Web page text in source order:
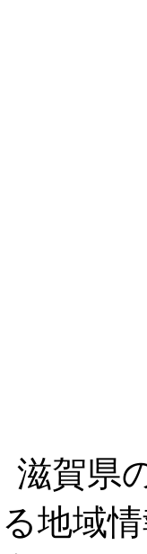
滋賀県
地域